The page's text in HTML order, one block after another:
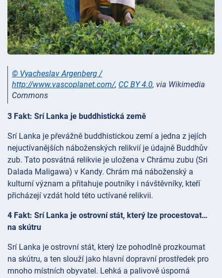
© Vyacheslav Argenberg /
http://www.vascoplanet.com/, CC BY 4.0, via Wikimedia
Commons
3 Fakt: Srí Lanka je buddhistická země
Srí Lanka je převážně buddhistickou zemí a jedna z jejích
nejuctívanějších náboženských relikvií je údajně Buddhův
zub. Tato posvátná relikvie je uložena v Chrámu zubu (Sri
Dalada Maligawa) v Kandy. Chrám má náboženský a
kulturní význam a přitahuje poutníky i návštěvníky, kteří
přicházejí vzdát hold této uctívané relikvii.
4 Fakt: Srí Lanka je ostrovní stát, který lze procestovat…
na skútru
Srí Lanka je ostrovní stát, který lze pohodlně prozkoumat
na skútru, a ten slouží jako hlavní dopravní prostředek pro
mnoho místních obyvatel. Lehká a palivově úsporná